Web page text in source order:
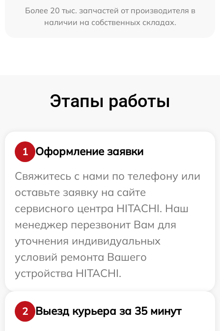
Более 20 тыс. запчастей от производителя в
наличии на собственных складах.
Этапы работы
1
Оформление заявки
Свяжитесь с нами по телефону или
оставьте заявку на сайте
сервисного центра HITACHI. Наш
менеджер перезвонит Вам для
уточнения индивидуальных
условий ремонта Вашего
устройства HITACHI.
2
Выезд курьера за 35 минут